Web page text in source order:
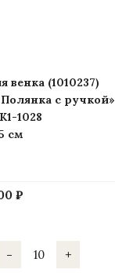
венка (1010237)
с ручкой»
1028
см
₽
- товара +